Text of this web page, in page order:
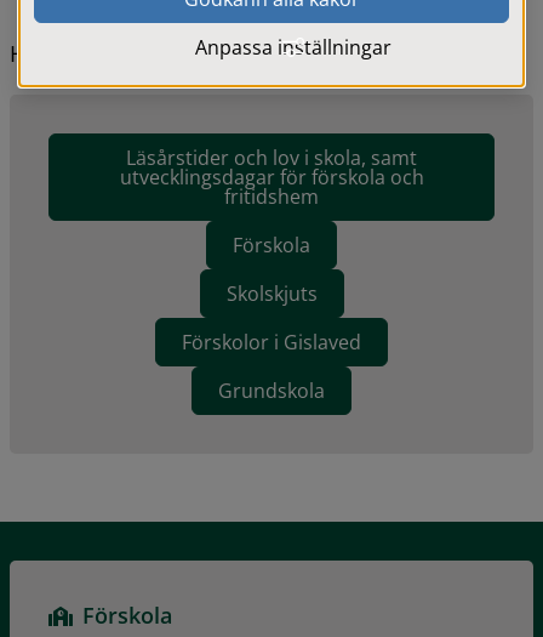
Hitta snabbt
Läsårstider och lov i skola, samt
utvecklingsdagar för förskola och
fritidshem
Förskola
Skolskjuts
Förskolor i Gislaved
Grundskola
Förskola
Anpassa inställningar